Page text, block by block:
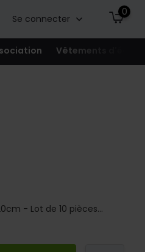
Se connecter
0
Vêtements
- Lot de 10 pièces...